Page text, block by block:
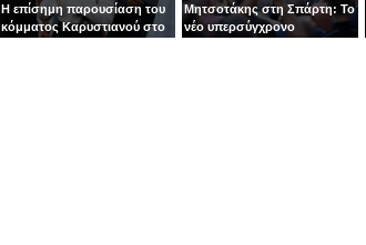
Η επίσημη παρουσίαση του
κόμματος Καρυστιανού στο
Μητσοτάκης στη Σπάρτη: Το
νέο υπερσύγχρονο